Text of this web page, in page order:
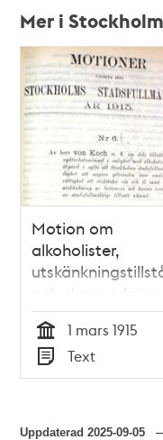
Mer i
Relaterade
poster
och
teman
Motion om
alkoholister,
och skapandet av
en
- Stadsfullmäktige
1915
Tid
1 mars 1915
Typ
Text
Uppdaterad2025-09-05